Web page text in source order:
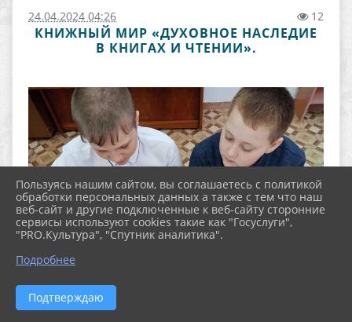
24.04.2024 04:26 12
КНИЖНЫЙ МИР «ДУХОВНОЕ НАСЛЕДИЕ
В КНИГАХ И ЧТЕНИИ».
Пользуясь нашим сайтом, вы соглашаетесь с политикой
обработки персональных данных а также с тем что наш
веб-сайт и другие подключенные к веб-сайту сторонние
сервисы используют cookies такие как "Госуслуги",
"PRO.Культура", "Спутник аналитика".
Подробнее
Подтверждаю